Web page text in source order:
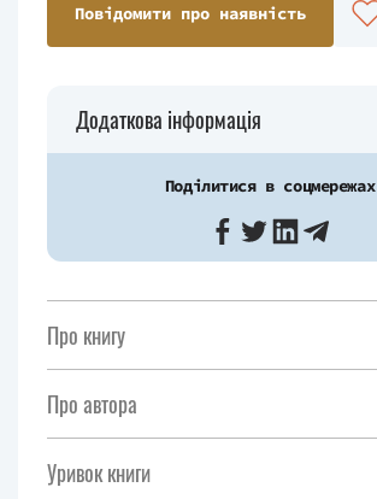
Повідомити про наявність
Додаткова інформація
Поділитися в соцмережах
Про книгу
Про автора
Уривок книги